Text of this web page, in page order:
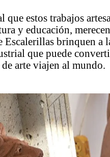
estos trabajos
y educación,
Escalerillas brinquen a
que puede
arte viajen al mundo.